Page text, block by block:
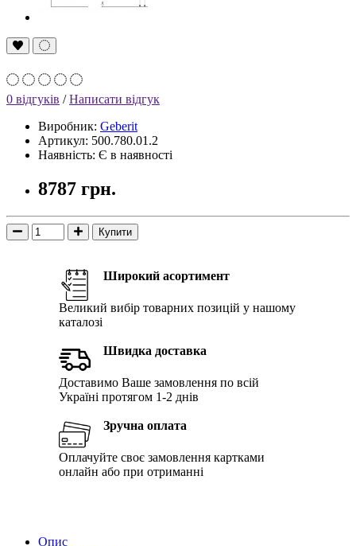
0 відгуків /Написати відгук
Виробник: Geberit
Артикул: 500.780.01.2
Наявність: Є в наявності
8787 грн.
Купити
Широкий асортимент
Великий вибір товарних позицій у нашому
каталозі
Швидка доставка
Доставимо Ваше замовлення по всій
Україні протягом 1-2 днів
Зручна оплата
Оплачуйте своє замовлення картками
онлайн або при отриманні
Опис